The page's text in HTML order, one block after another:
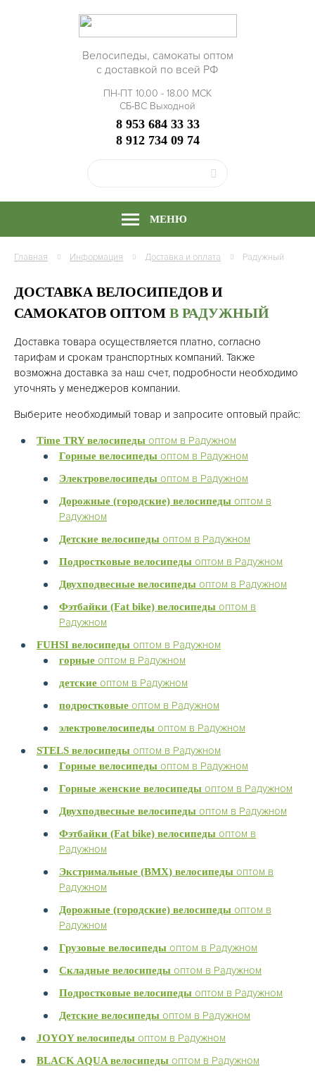
Велосипеды, самокаты оптом
с доставкой по всей РФ
ПН-ПТ 10.00 - 18.00 МСК
СБ-ВС Выходной
8 953 684 33 33
8 912 734 09 74
МЕНЮ
Главная Информация Доставка и оплата Радужный
ДОСТАВКА ВЕЛОСИПЕДОВ И
САМОКАТОВ ОПТОМ В РАДУЖНЫЙ
Доставка товара осуществляется платно, согласно
тарифам и срокам транспортных компаний. Также
возможна доставка за наш счет, подробности необходимо
уточнять у менеджеров компании.
Выберите необходимый товар и запросите оптовый прайс:
Time TRY велосипеды оптом в Радужном
Горные велосипеды оптом в Радужном
Электровелосипеды оптом в Радужном
Дорожные (городские) велосипеды оптом в
Радужном
Детские велосипеды оптом в Радужном
Подростковые велосипеды оптом в Радужном
Двухподвесные велосипеды оптом в Радужном
Фэтбайки (Fat bike) велосипеды оптом в
Радужном
FUHSI велосипеды оптом в Радужном
горные оптом в Радужном
детские оптом в Радужном
подростковые оптом в Радужном
электровелосипеды оптом в Радужном
STELS велосипеды оптом в Радужном
Горные велосипеды оптом в Радужном
Горные женские велосипеды оптом в Радужном
Двухподвесные велосипеды оптом в Радужном
Фэтбайки (Fat bike) велосипеды оптом в
Радужном
Экстримальные (BMX) велосипеды оптом в
Радужном
Дорожные (городские) велосипеды оптом в
Радужном
Грузовые велосипеды оптом в Радужном
Складные велосипеды оптом в Радужном
Подростковые велосипеды оптом в Радужном
Детские велосипеды оптом в Радужном
JOYOY велосипеды оптом в Радужном
BLACK AQUA велосипеды оптом в Радужном